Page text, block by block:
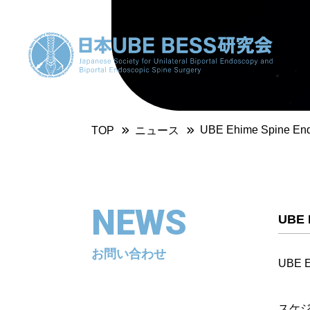
TOP ニュース UBE Ehime Spine
NEWS
お問い合わせ
UBE
UBE